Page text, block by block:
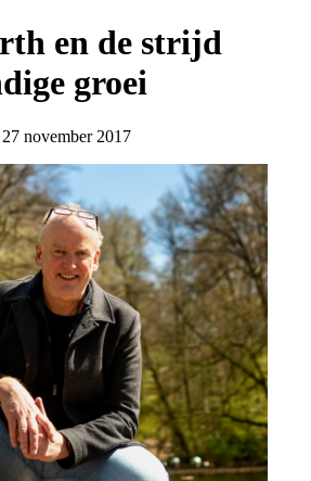
en de strijd
groei
november 2017